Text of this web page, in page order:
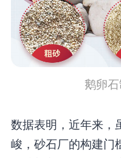
鹅卵
数据表明，近年来，
峻，砂石厂的构建门